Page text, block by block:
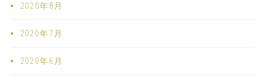
2020年8月
2020年7月
2020年6月